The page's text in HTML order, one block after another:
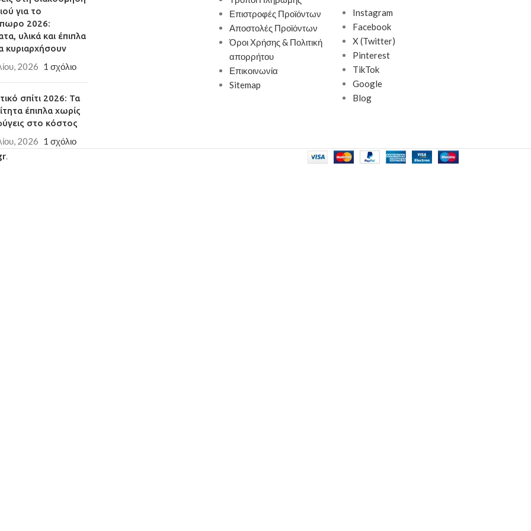
που είναι ακίνδυνα
την υγεία
ανθεκτικά υλικά
μικροαντικειμένων
χώρο
ημέρες
Φ30x32cm, sonoma/λευκό MDF/PU
: 130x70x45cm
Παράδοση σε 3-10 εργάσιμες ημέρες
Σκελετός από υψηλής ποιότητας
μοριοσανίδα με επένδυση μελαμίνης με
αντοχή στη φθορά και στο χρόνο
Παράγεται σύμφωνα με τα Ευρωπαϊκά
πρότυπα ποιότητας Ε1 που είναι ακίνδυνα
για το περιβάλλον και την υγεία
Σχεδιασμένο ώστε να μπορεί να ταιριάζει
και να συμπληρώνει οποιοδήποτε χώρο
για το
2026:
υλικά και έπιπλα
κυριαρχήσουν
2026 1 σχόλιο
σπίτι 2026: Τα
έπιπλα χωρίς
στο κόστος
2026 1 σχόλιο
Επιστροφές Προϊόντων
Αποστολές Προϊόντων
Όροι Χρήσης & Πολιτική
απορρήτου
Επικοινωνία
Sitemap
Instagram
Facebook
X (Twitter)
Pinterest
TikTok
Google
Blog
.